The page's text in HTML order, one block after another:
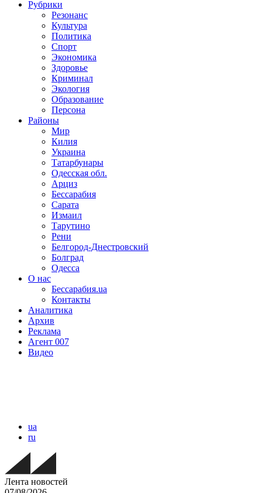
Рубрики
Резонанс
Культура
Политика
Спорт
Экономика
Здоровье
Криминал
Экология
Образование
Персона
Районы
Мир
Килия
Украина
Татарбунары
Одесская обл.
Арциз
Бессарабия
Сарата
Измаил
Тарутино
Рени
Белгород-Днестровский
Болград
Одесса
О нас
Бессарабия.ua
Контакты
Аналитика
Архив
Реклама
Агент 007
Видео
ua
ru
Лента новостей